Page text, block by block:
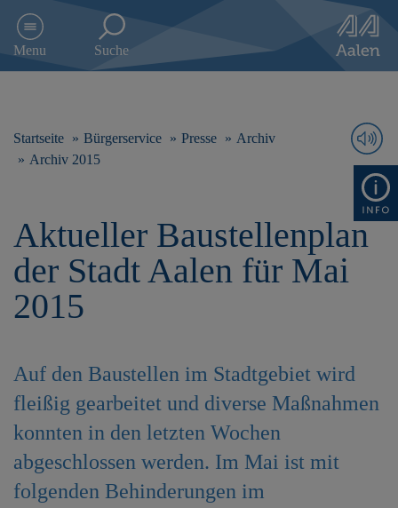
e
n
Menu Suche
Startseite Bürgerservice Presse
Archiv
Archiv 2015
Aktueller Baustellenplan
der Stadt Aalen für Mai
2015
Auf den Baustellen im Stadtgebiet wird
fleißig gearbeitet und diverse Maßnahmen
konnten in den letzten Wochen
abgeschlossen werden. Im Mai ist mit
folgenden Behinderungen im